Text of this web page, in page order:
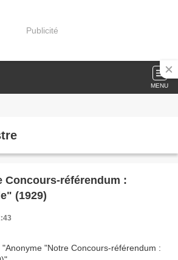
Publicité
MENU
Concours-référendum :
(1929)